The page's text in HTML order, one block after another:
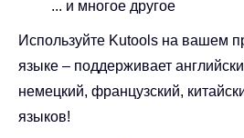
... и многое другое
Используйте Kutools на вашем
языке – поддерживает
немецкий, французский,
языков!